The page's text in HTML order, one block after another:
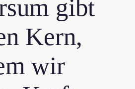
gibt
Kern,
wir